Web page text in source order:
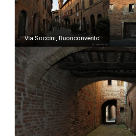
Via Soccini, Buonconvento